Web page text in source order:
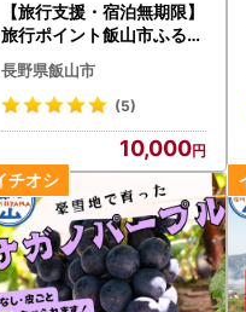
【旅行支援・宿泊無期限】
旅行ポイント飯山市ふるな
びトラベルポイント
長野県飯山市
(5)
10,000